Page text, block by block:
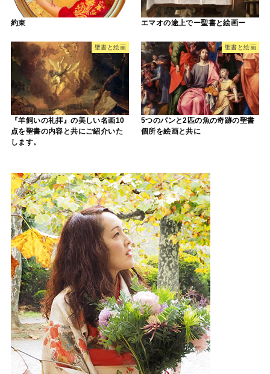
約束 エマオの途上でー聖書と絵画ー
聖書と絵画
『羊飼いの礼拝』の美しい名画10
点を聖書の内容と共にご紹介いた
します。
聖書と絵画
5つのパンと2匹の魚の奇跡の聖書
個所を絵画と共に